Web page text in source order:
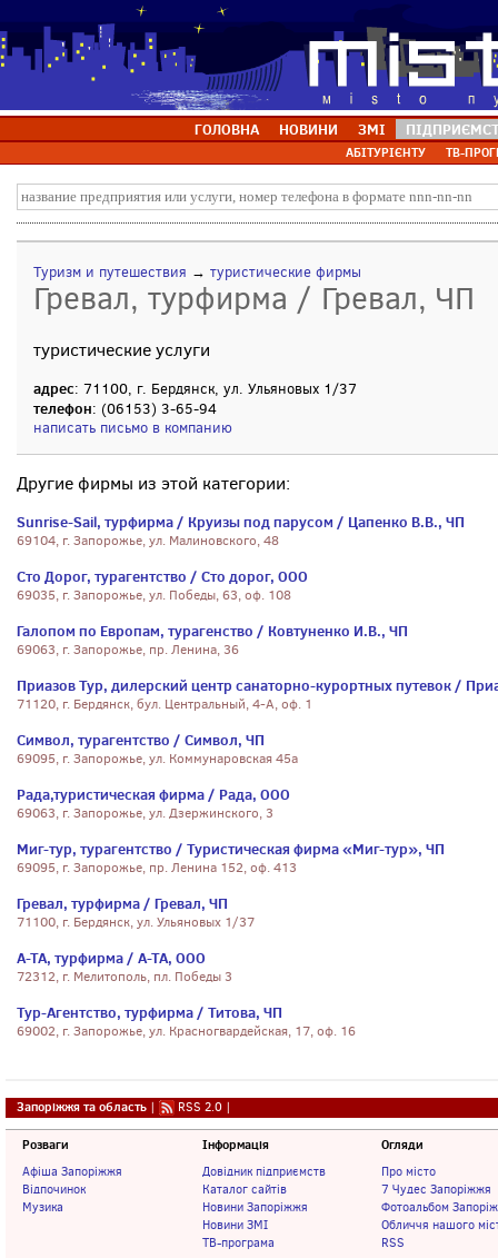
ГОЛОВНА НОВИНИ ЗМІ
АБІТУРІЄНТУ ТВ-
Туризм и путешествия → туристические фирмы
Гревал, турфирма / Гревал, ЧП
туристические услуги
адрес: 71100, г. Бердянск, ул. Ульяновых 1/37
телефон: (06153) 3-65-94
написать письмо в компанию
Другие фирмы из этой категории:
Sunrise-Sail, турфирма / Круизы под парусом / Цапенко В.В., ЧП
69104, г. Запорожье, ул. Малиновского, 48
Сто Дорог, турагентство / Сто дорог, ООО
69035, г. Запорожье, ул. Победы, 63, оф. 108
Галопом по Европам, турагенство / Ковтуненко И.В., ЧП
69063, г. Запорожье, пр. Ленина, 36
Приазов Тур, дилерский центр санаторно-курортных путевок /
71120, г. Бердянск, бул. Центральный, 4-А, оф. 1
Символ, турагентство / Символ, ЧП
69095, г. Запорожье, ул. Коммунаровская 45а
Рада,туристическая фирма / Рада, ООО
69063, г. Запорожье, ул. Дзержинского, 3
Миг-тур, турагентство / Туристическая фирма «Миг-тур», ЧП
69095, г. Запорожье, пр. Ленина 152, оф. 413
Гревал, турфирма / Гревал, ЧП
71100, г. Бердянск, ул. Ульяновых 1/37
А-ТА, турфирма / А-ТА, ООО
72312, г. Мелитополь, пл. Победы 3
Тур-Агентство, турфирма / Титова, ЧП
69002, г. Запорожье, ул. Красногвардейская, 17, оф. 16
Запоріжжя та область | RSS 2.0 |
Розваги
Афіша Запоріжжя
Відпочинок
Музика
Інформація
Довідник підприємств
Каталог сайтів
Новини Запоріжжя
Новини ЗМІ
ТВ-програма
Огляди
Про місто
7 Чудес Запоріжжя
Фотоальбом
Обличчя нашого
RSS